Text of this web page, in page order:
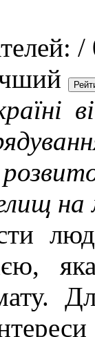
/